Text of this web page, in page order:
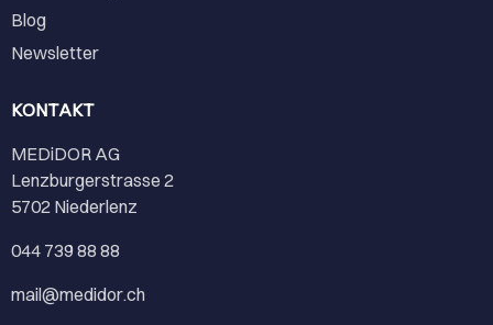
Blog
Newsletter
KONTAKT
MEDiDOR AG
Lenzburgerstrasse 2
5702 Niederlenz
044 739 88 88
mail@medidor.ch